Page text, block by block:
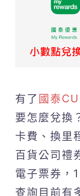
有了 國泰
要怎麼兌換
卡費、換里
百貨公司禮
電子票券，
查詢目前有